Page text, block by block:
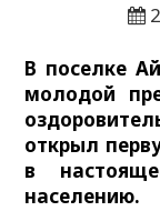
В поселке
молодой
открыл
в
населению.